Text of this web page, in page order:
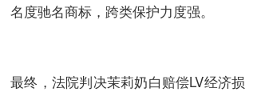
名度驰名商标，跨类保护力度强。
最终，法院判决茉莉奶白赔偿LV经济损